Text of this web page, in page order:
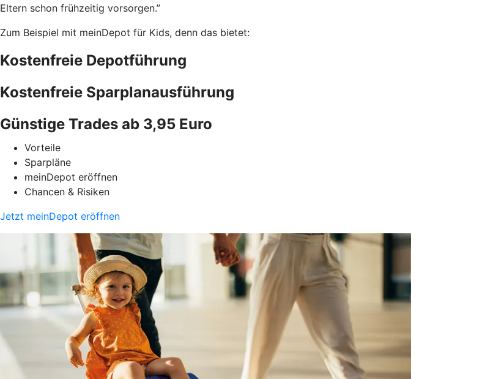
Eltern schon frühzeitig vorsorgen.”
Zum Beispiel mit meinDepot für Kids, denn das bietet:
Kostenfreie Depotführung
Kostenfreie Sparplanausführung
Günstige Trades ab 3,95 Euro
Vorteile
Sparpläne
meinDepot eröffnen
Chancen & Risiken
Jetzt meinDepot eröffnen